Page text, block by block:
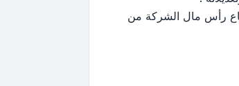
رأس مال الشركة من